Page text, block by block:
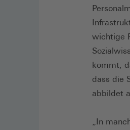
wichtige
kommt,
dass die
abbildet
„In